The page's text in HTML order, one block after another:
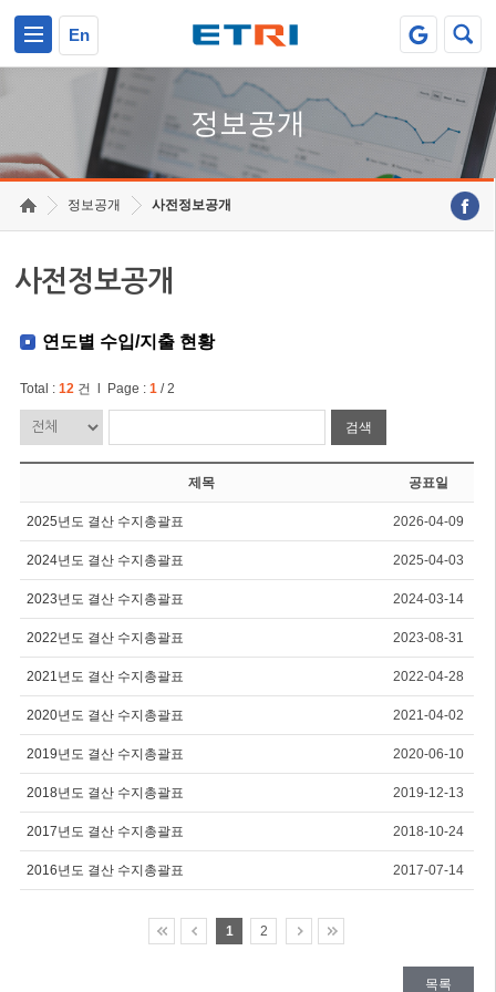
En
정보공개
정보공개 사전정보공개
사전정보공개
연도별 수입/지출 현황
Total : 12건 l Page : 1/ 2
검색
제목 공표일
2025년도 결산 수지총괄표 2026-04-09
2024년도 결산 수지총괄표 2025-04-03
2023년도 결산 수지총괄표 2024-03-14
2022년도 결산 수지총괄표 2023-08-31
2021년도 결산 수지총괄표 2022-04-28
2020년도 결산 수지총괄표 2021-04-02
2019년도 결산 수지총괄표 2020-06-10
2018년도 결산 수지총괄표 2019-12-13
2017년도 결산 수지총괄표 2018-10-24
2016년도 결산 수지총괄표 2017-07-14
1 2
목록